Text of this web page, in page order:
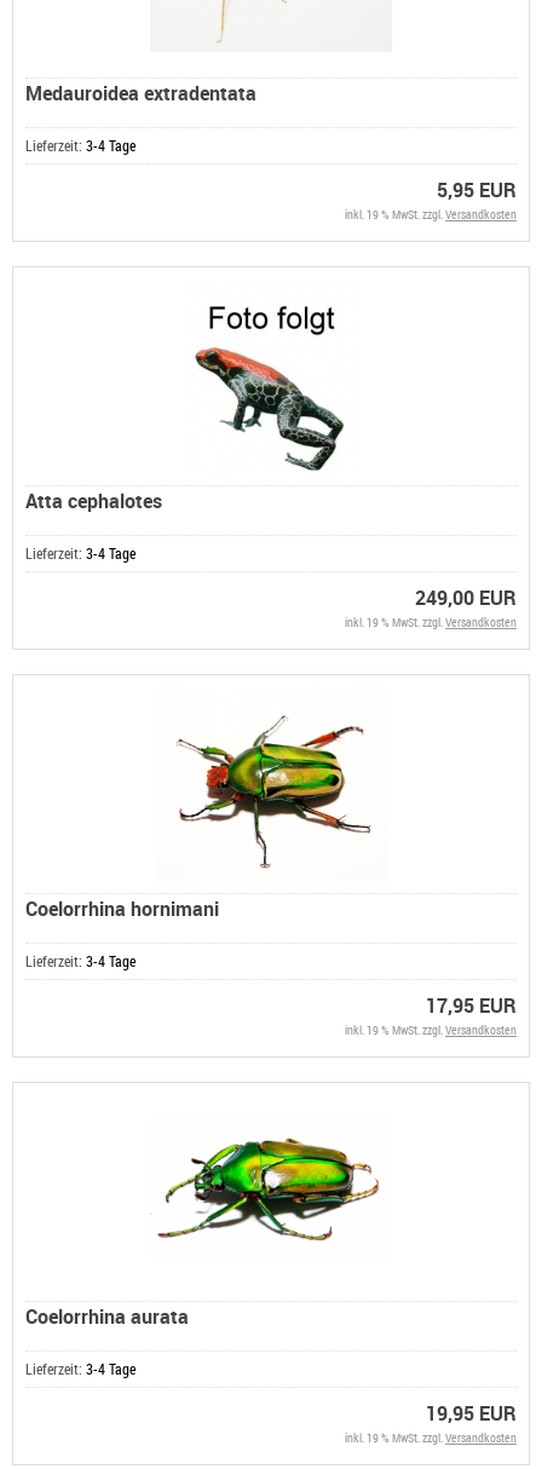
Medauroidea extradentata
Lieferzeit: 3-4 Tage
5,95 EUR
inkl. 19 % MwSt. zzgl.Versandkosten
Atta cephalotes
Lieferzeit: 3-4 Tage
249,00 EUR
inkl. 19 % MwSt. zzgl.Versandkosten
Coelorrhina hornimani
Lieferzeit: 3-4 Tage
17,95 EUR
inkl. 19 % MwSt. zzgl.Versandkosten
Coelorrhina aurata
Lieferzeit: 3-4 Tage
19,95 EUR
inkl. 19 % MwSt. zzgl.Versandkosten